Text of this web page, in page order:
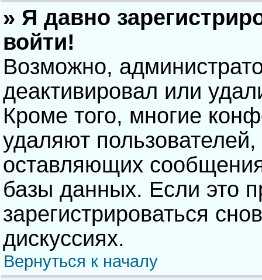
» Я давно
войти!
Возможно,
деактивировал или
Кроме того, многие
удаляют
оставляющих
базы данных. Если это
зарегистрироваться
дискуссиях.
Вернуться к началу